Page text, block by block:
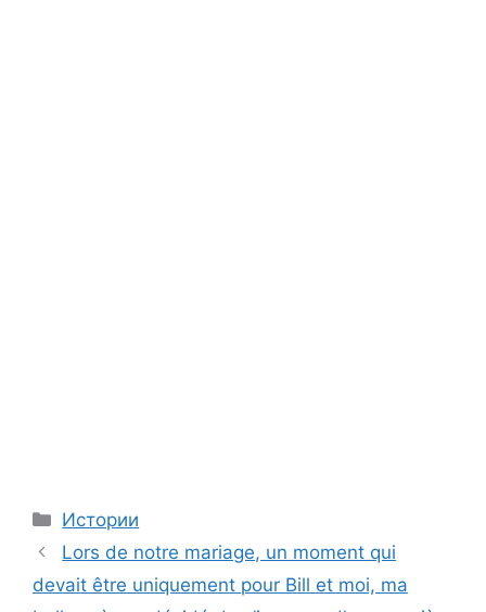
Categories
Истории
Lors de notre mariage, un moment qui
devait être uniquement pour Bill et moi, ma